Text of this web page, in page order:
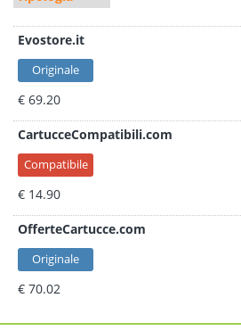
Evostore.it
Originale
€ 69.20
CartucceCompatibili.com
Compatibile
€ 14.90
OfferteCartucce.com
Originale
€ 70.02